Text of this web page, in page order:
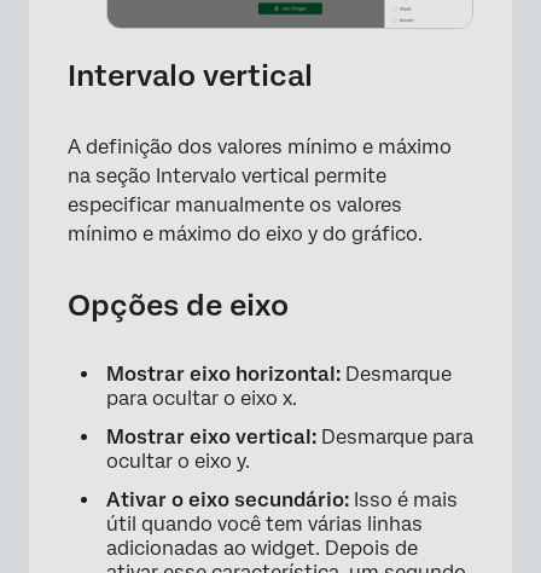
Intervalo vertical
A definição dos valores mínimo e máximo
na seção Intervalo vertical permite
especificar manualmente os valores
mínimo e máximo do eixo y do gráfico.
Opções de eixo
Mostrar eixo horizontal: Desmarque
para ocultar o eixo x.
Mostrar eixo vertical: Desmarque para
ocultar o eixo y.
Ativar o eixo secundário: Isso é mais
útil quando você tem várias linhas
adicionadas ao widget. Depois de